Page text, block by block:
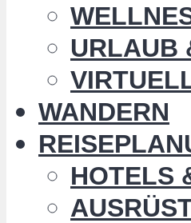
URLAUB
WANDERN
HOTELS